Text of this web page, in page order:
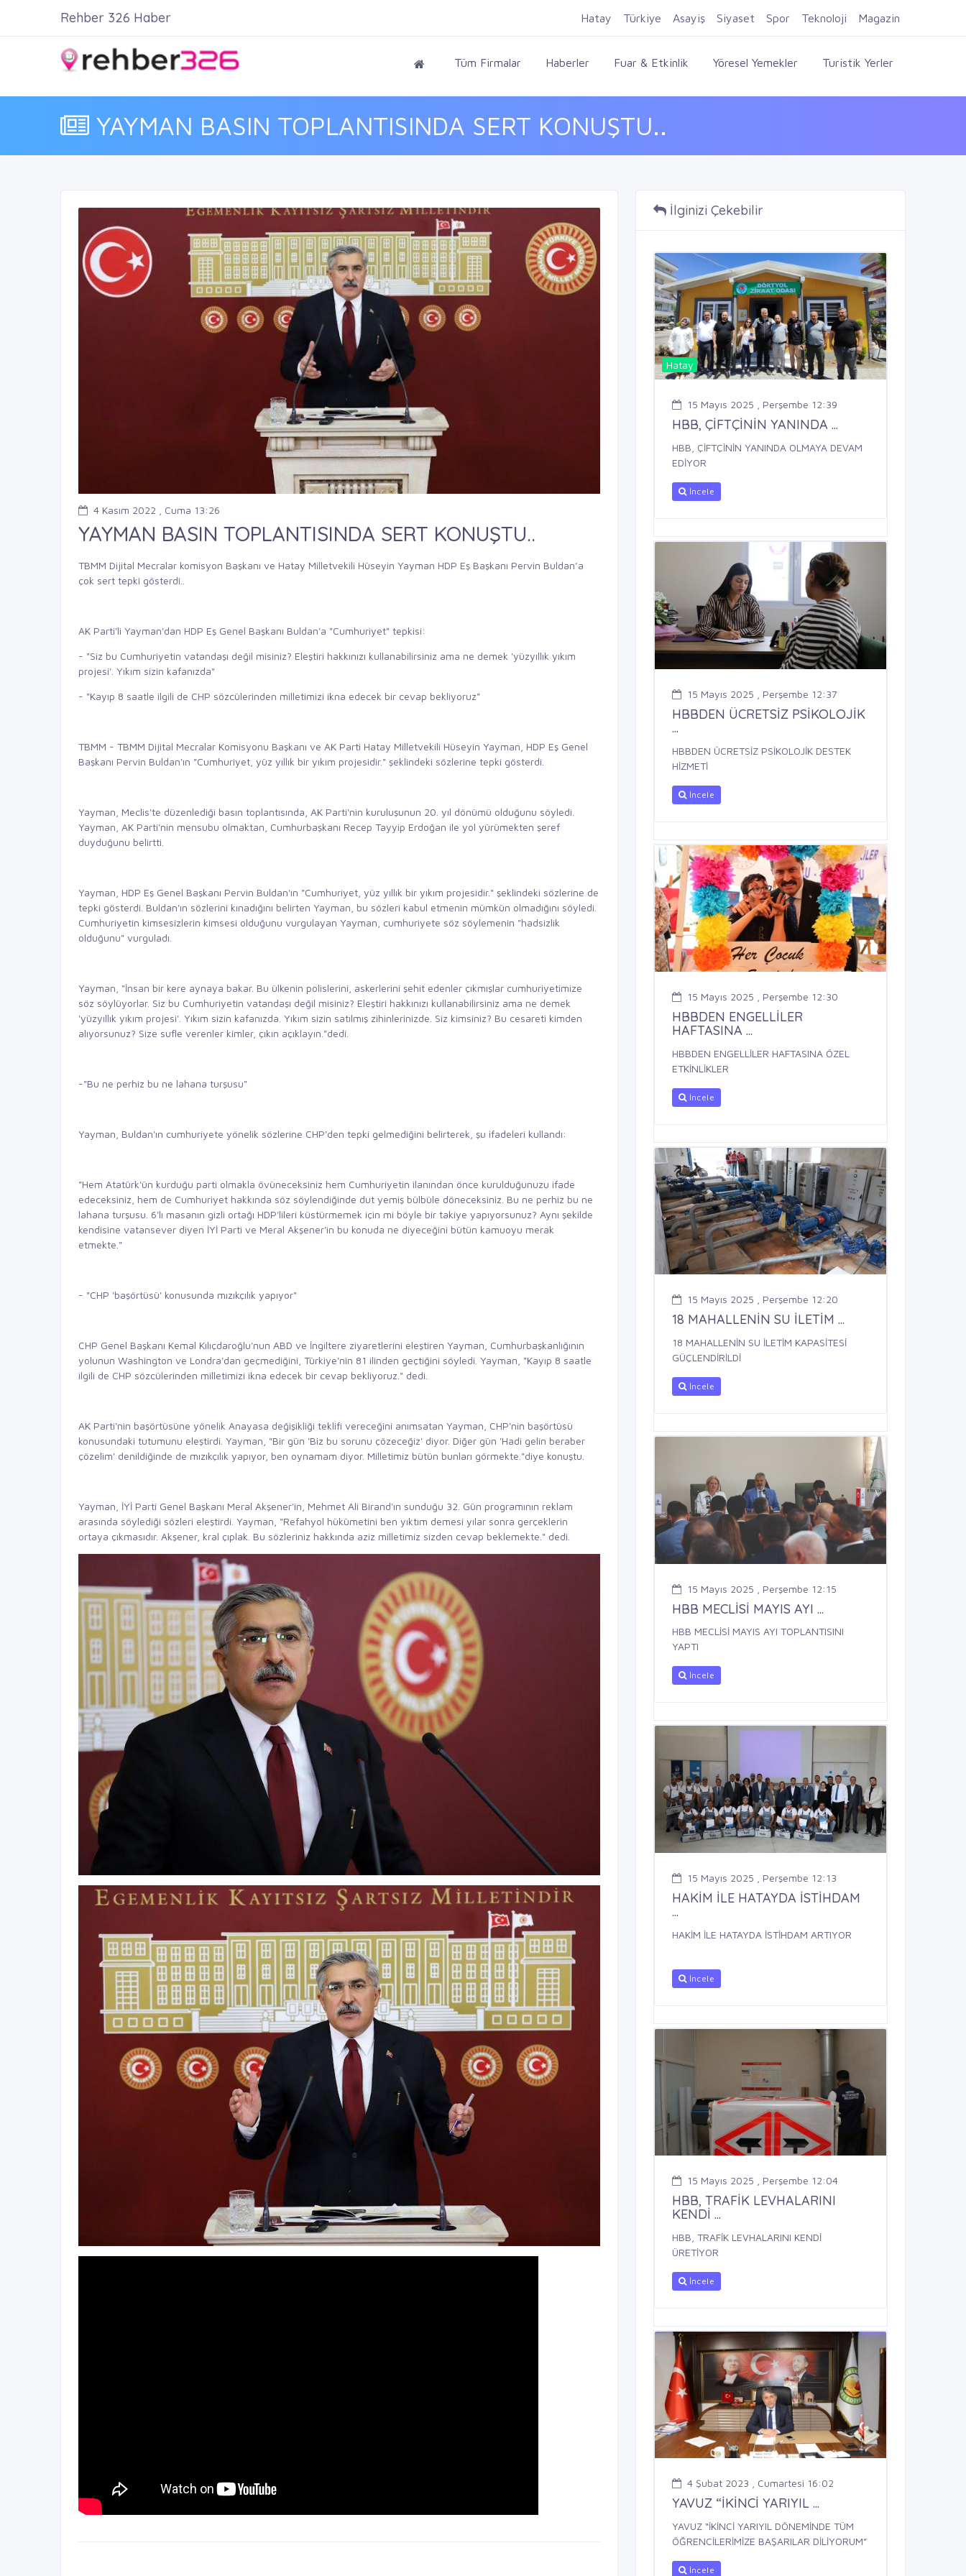
Firma Ekle Kayıt Ol Giriş Yap
Tüm Firmalar Haberler Fuar & Etkinlik Yöresel Yemekler Turistik Yerler
YAYMAN BASIN TOPLANTISINDA SERT KONUŞTU..
Rehber 326 Haber Hatay Türkiye Asayiş Siyaset Spor Teknoloji Magazin
4 Kasım 2022 , Cuma 13:26
YAYMAN BASIN TOPLANTISINDA SERT KONUŞTU..
TBMM Dijital Mecralar komisyon Başkanı ve Hatay Milletvekili Hüseyin Yayman HDP Eş Başkanı Pervin Buldan’a
çok sert tepki gösterdi..
AK Parti'li Yayman'dan HDP Eş Genel Başkanı Buldan'a "Cumhuriyet" tepkisi:
- "Siz bu Cumhuriyetin vatandaşı değil misiniz? Eleştiri hakkınızı kullanabilirsiniz ama ne demek 'yüzyıllık yıkım
projesi'. Yıkım sizin kafanızda"
- "Kayıp 8 saatle ilgili de CHP sözcülerinden milletimizi ikna edecek bir cevap bekliyoruz"
TBMM - TBMM Dijital Mecralar Komisyonu Başkanı ve AK Parti Hatay Milletvekili Hüseyin Yayman, HDP Eş Genel
Başkanı Pervin Buldan'ın "Cumhuriyet, yüz yıllık bir yıkım projesidir." şeklindeki sözlerine tepki gösterdi.
Yayman, Meclis'te düzenlediği basın toplantısında, AK Parti'nin kuruluşunun 20. yıl dönümü olduğunu söyledi.
Yayman, AK Parti'nin mensubu olmaktan, Cumhurbaşkanı Recep Tayyip Erdoğan ile yol yürümekten şeref
duyduğunu belirtti.
Yayman, HDP Eş Genel Başkanı Pervin Buldan'ın "Cumhuriyet, yüz yıllık bir yıkım projesidir." şeklindeki sözlerine de
tepki gösterdi. Buldan'ın sözlerini kınadığını belirten Yayman, bu sözleri kabul etmenin mümkün olmadığını söyledi.
Cumhuriyetin kimsesizlerin kimsesi olduğunu vurgulayan Yayman, cumhuriyete söz söylemenin "hadsizlik
olduğunu" vurguladı.
Yayman, "İnsan bir kere aynaya bakar. Bu ülkenin polislerini, askerlerini şehit edenler çıkmışlar cumhuriyetimize
söz söylüyorlar. Siz bu Cumhuriyetin vatandaşı değil misiniz? Eleştiri hakkınızı kullanabilirsiniz ama ne demek
'yüzyıllık yıkım projesi'. Yıkım sizin kafanızda. Yıkım sizin satılmış zihinlerinizde. Siz kimsiniz? Bu cesareti kimden
alıyorsunuz? Size sufle verenler kimler, çıkın açıklayın."dedi.
-"Bu ne perhiz bu ne lahana turşusu"
Yayman, Buldan'ın cumhuriyete yönelik sözlerine CHP'den tepki gelmediğini belirterek, şu ifadeleri kullandı:
"Hem Atatürk'ün kurduğu parti olmakla övüneceksiniz hem Cumhuriyetin ilanından önce kurulduğunuzu ifade
edeceksiniz, hem de Cumhuriyet hakkında söz söylendiğinde dut yemiş bülbüle döneceksiniz. Bu ne perhiz bu ne
lahana turşusu. 6'lı masanın gizli ortağı HDP'lileri küstürmemek için mi böyle bir takiye yapıyorsunuz? Aynı şekilde
kendisine vatansever diyen İYİ Parti ve Meral Akşener'in bu konuda ne diyeceğini bütün kamuoyu merak
etmekte."
- "CHP 'başörtüsü' konusunda mızıkçılık yapıyor"
CHP Genel Başkanı Kemal Kılıçdaroğlu'nun ABD ve İngiltere ziyaretlerini eleştiren Yayman, Cumhurbaşkanlığının
yolunun Washington ve Londra'dan geçmediğini, Türkiye'nin 81 ilinden geçtiğini söyledi. Yayman, "Kayıp 8 saatle
ilgili de CHP sözcülerinden milletimizi ikna edecek bir cevap bekliyoruz." dedi.
AK Parti'nin başörtüsüne yönelik Anayasa değişikliği teklifi vereceğini anımsatan Yayman, CHP'nin başörtüsü
konusundaki tutumunu eleştirdi. Yayman, "Bir gün 'Biz bu sorunu çözeceğiz' diyor. Diğer gün 'Hadi gelin beraber
çözelim' denildiğinde de mızıkçılık yapıyor, ben oynamam diyor. Milletimiz bütün bunları görmekte."diye konuştu.
Yayman, İYİ Parti Genel Başkanı Meral Akşener'in, Mehmet Ali Birand'ın sunduğu 32. Gün programının reklam
arasında söylediği sözleri eleştirdi. Yayman, "Refahyol hükümetini ben yıktım demesi yılar sonra gerçeklerin
ortaya çıkmasıdır. Akşener, kral çıplak. Bu sözleriniz hakkında aziz milletimiz sizden cevap beklemekte." dedi.
İlginizi Çekebilir
Hatay
15 Mayıs 2025 , Perşembe 12:39
HBB, ÇİFTÇİNİN YANINDA ...
HBB, ÇİFTÇİNİN YANINDA OLMAYA DEVAM
EDİYOR
İncele
15 Mayıs 2025 , Perşembe 12:37
HBBDEN ÜCRETSİZ PSİKOLOJİK
...
HBBDEN ÜCRETSİZ PSİKOLOJİK DESTEK
HİZMETİ
İncele
15 Mayıs 2025 , Perşembe 12:30
HBBDEN ENGELLİLER
HAFTASINA ...
HBBDEN ENGELLİLER HAFTASINA ÖZEL
ETKİNLİKLER
İncele
15 Mayıs 2025 , Perşembe 12:20
18 MAHALLENİN SU İLETİM ...
18 MAHALLENİN SU İLETİM KAPASİTESİ
GÜÇLENDİRİLDİ
İncele
15 Mayıs 2025 , Perşembe 12:15
HBB MECLİSİ MAYIS AYI ...
HBB MECLİSİ MAYIS AYI TOPLANTISINI
YAPTI
İncele
15 Mayıs 2025 , Perşembe 12:13
HAKİM İLE HATAYDA İSTİHDAM
...
HAKİM İLE HATAYDA İSTİHDAM ARTIYOR
İncele
15 Mayıs 2025 , Perşembe 12:04
HBB, TRAFİK LEVHALARINI
KENDİ ...
HBB, TRAFİK LEVHALARINI KENDİ
ÜRETİYOR
İncele
4 Şubat 2023 , Cumartesi 16:02
YAVUZ “İKİNCİ YARIYIL ...
YAVUZ “İKİNCİ YARIYIL DÖNEMİNDE TÜM
ÖĞRENCİLERİMİZE BAŞARILAR DİLİYORUM”
İncele